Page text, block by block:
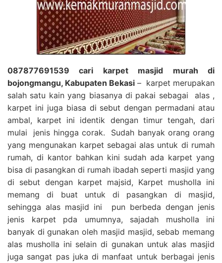
087877691539 cari karpet masjid murah di
bojongmangu, Kabupaten Bekasi – karpet merupakan
salah satu kain yang biasanya di pakai sebagai alas ,
karpet ini juga biasa di sebut dengan permadani atau
ambal, karpet ini identik dengan timur tengah, dari
mulai jenis hingga corak. Sudah banyak orang orang
yang mengunakan karpet sebagai alas untuk di rumah
rumah, di kantor bahkan kini sudah ada karpet yang
bisa di pasangkan di rumah ibadah seperti masjid yang
di sebut dengan karpet majsid, Karpet musholla ini
memang di buat untuk di pasangkan di masjid,
sehingga alas masjid ini pun berbeda dengan jenis
jenis karpet pda umumnya, sajadah musholla ini
banyak di gunakan oleh masjid masjid, sebab memang
alas musholla ini selain di gunakan untuk alas masjid
juga sangat pas juka di manfaat untuk berbagai jenis